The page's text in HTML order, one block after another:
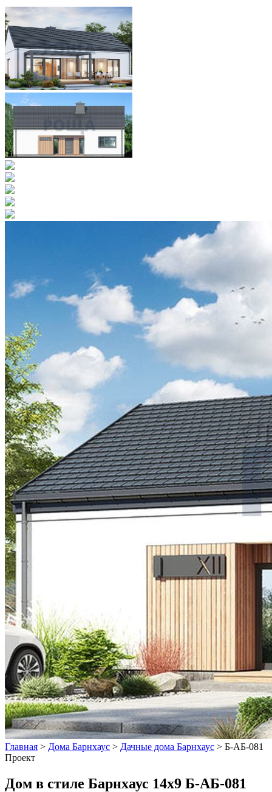
Главная > Дома Барнхаус > Дачные дома Барнхаус > Б-АБ-081
Проект
Дом в стиле Барнхаус 14x9 Б-АБ-081